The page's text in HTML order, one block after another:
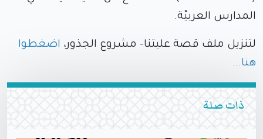
المدارس العربيّة.
لتنزيل ملف قصة عليتنا- مشروع الجذور، اضغطوا
هنا...
ذات صلة